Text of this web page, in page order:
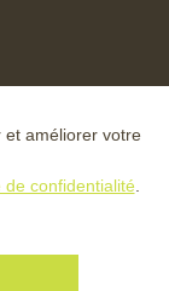
et améliorer votre
de confidentialité